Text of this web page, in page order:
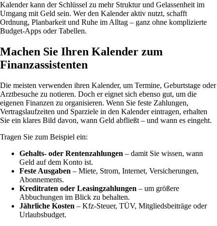
Kalender kann der Schlüssel zu mehr Struktur und Gelassenheit im
Umgang mit Geld sein. Wer den Kalender aktiv nutzt, schafft
Ordnung, Planbarkeit und Ruhe im Alltag – ganz ohne komplizierte
Budget-Apps oder Tabellen.
Machen Sie Ihren Kalender zum
Finanzassistenten
Die meisten verwenden ihren Kalender, um Termine, Geburtstage oder
Arztbesuche zu notieren. Doch er eignet sich ebenso gut, um die
eigenen Finanzen zu organisieren. Wenn Sie feste Zahlungen,
Vertragslaufzeiten und Sparziele in den Kalender eintragen, erhalten
Sie ein klares Bild davon, wann Geld abfließt – und wann es eingeht.
Tragen Sie zum Beispiel ein:
Gehalts- oder Rentenzahlungen – damit Sie wissen, wann
Geld auf dem Konto ist.
Feste Ausgaben – Miete, Strom, Internet, Versicherungen,
Abonnements.
Kreditraten oder Leasingzahlungen – um größere
Abbuchungen im Blick zu behalten.
Jährliche Kosten – Kfz-Steuer, TÜV, Mitgliedsbeiträge oder
Urlaubsbudget.